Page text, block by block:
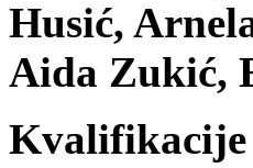
Husić,
Aida Zukić,
Kvalifikacije